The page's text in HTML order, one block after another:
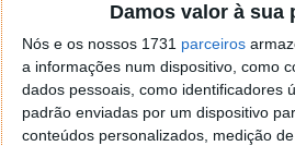
Damos valor à sua
Nós e os nossos 1731 parceiros
a informações num dispositivo, como
dados pessoais, como identificadores
padrão enviadas por um dispositivo
conteúdos personalizados, medição
de control tudo e nada. Tou a
tentei apagar o explorer na
firefox mas em vao. Kaso te
agradecido, caso contrario
Responder